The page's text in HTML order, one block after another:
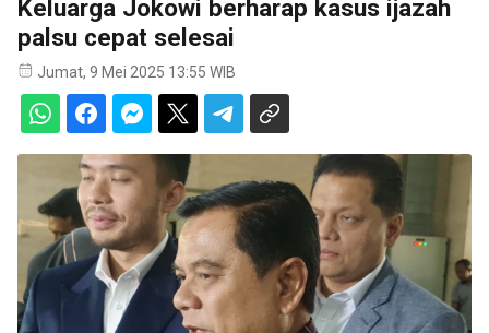
Keluarga Jokowi berharap kasus ijazah
palsu cepat selesai
Jumat, 9 Mei 2025 13:55 WIB